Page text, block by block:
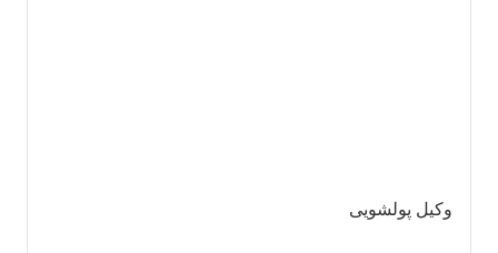
وکیل پولشویی